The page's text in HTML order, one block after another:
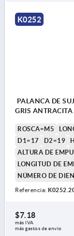
K0252
PALANCA DE
GRIS
ROSCA=M5
D1=17
D2=19
ALTURA DE
LONGITUD DE
NÚMERO DE
Referencia:
$7.18
más IVA
más gastos de envío